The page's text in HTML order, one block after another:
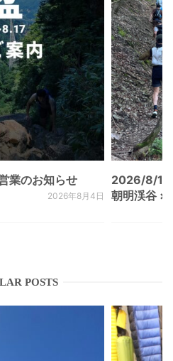
業のお知らせ
2026年8月4日
2026/8/
朝明渓谷 ×
POSTS